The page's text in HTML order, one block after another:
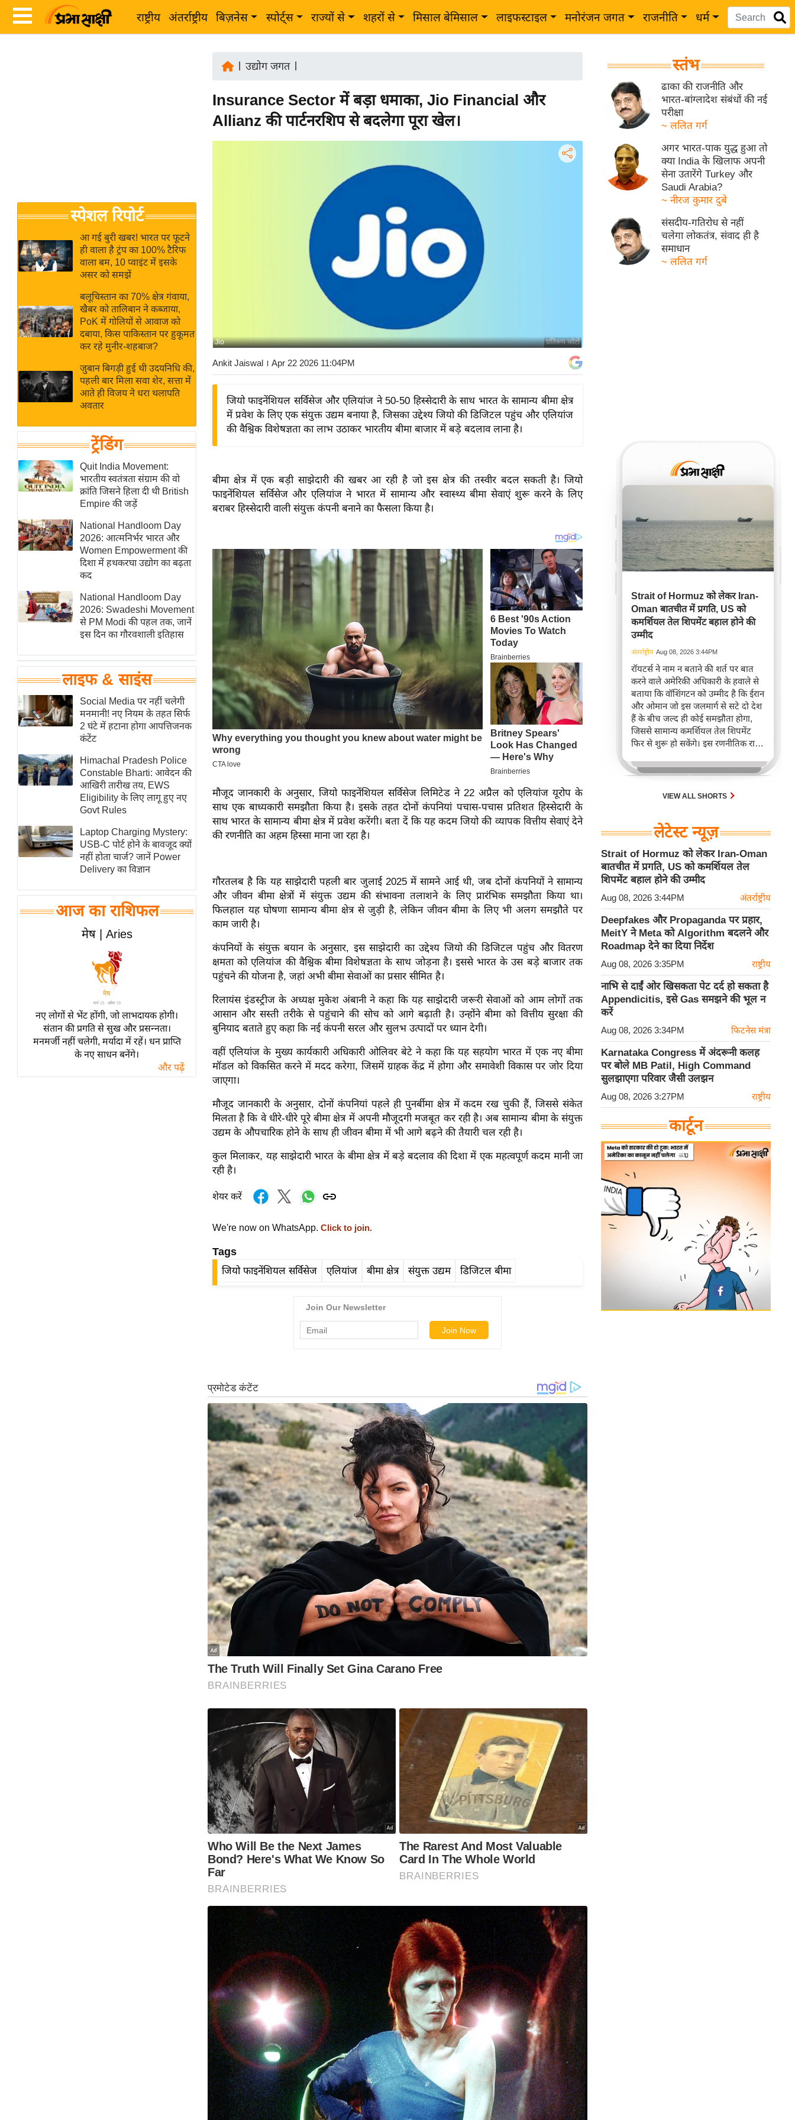
राष्ट्रीय अंतर्राष्ट्रीय बिज़नेस स्पोर्ट्स राज्यों से शहरों से मिसाल बेमिसाल लाइफस्टाइल मनोरंजन जगत राजनीति धर्म
Breaking
News in
Hindi
Hindi
Hindi
Videos
जगत
राय
बजट
क्रिकेट
IPL
2026
ई-पेपर
मिसाल बेमिसाल
शख्सियत
यंग इंडिया
साहित्य जगत
ऑटो वर्ल्ड
न्यूज ब्रीफ
मनोरंजन जगत
बॉलीवुड
हॉलीवुड
फिल्म समीक्षा
Breaking
News
लाइफस्टाइल
टेक्नॉलॉजी
घरेलू नुस्खे
पर्यटन स्थल
फिटनेस मंत्रा
रिलेशनशिप
राजनीति
विश्लेषण
समसामयिक
मातृभूमि
एम.
आर.
आई.
समीक्षा
धर्म
ज्योतिष
त्योहार
राशिफल
विशेष
स्पेशल रिपोर्ट
आ गई बुरी खबर! भारत पर फूटने
ही वाला है ट्रंप का 100% टैरिफ
वाला बम, 10 प्वाइंट में इसके
असर को समझें
बलूचिस्तान का 70% क्षेत्र गंवाया,
खैबर को तालिबान ने कब्जाया,
PoK में गोलियों से आवाज को
दबाया, किस पाकिस्तान पर हुकूमत
कर रहे मुनीर-शहबाज?
जुबान बिगड़ी हुई थी उदयनिधि की,
पहली बार मिला सवा शेर, सत्ता में
आते ही विजय ने धरा थलापति
अवतार
ट्रेंडिंग
Quit India Movement:
भारतीय स्वतंत्रता संग्राम की वो
क्रांति जिसने हिला दी थी British
Empire की जड़ें
National Handloom Day
2026: आत्मनिर्भर भारत और
Women Empowerment की
दिशा में हथकरघा उद्योग का बढ़ता
कद
National Handloom Day
2026: Swadeshi Movement
से PM Modi की पहल तक, जानें
इस दिन का गौरवशाली इतिहास
लाइफ & साइंस
Social Media पर नहीं चलेगी
मनमानी! नए नियम के तहत सिर्फ
2 घंटे में हटाना होगा आपत्तिजनक
कंटेंट
Himachal Pradesh Police
Constable Bharti: आवेदन की
आखिरी तारीख तय, EWS
Eligibility के लिए लागू हुए नए
Govt Rules
Laptop Charging Mystery:
USB-C पोर्ट होने के बावजूद क्यों
नहीं होता चार्ज? जानें Power
Delivery का विज्ञान
आज का राशिफल
मेष | Aries
नए लोगों से भेंट होंगी, जो लाभदायक होगी।
संतान की प्रगति से सुख और प्रसन्नता।
मनमर्जी नहीं चलेगी, मर्यादा में रहें। धन प्राप्ति
के नए साधन बनेंगे।
और पढ़ें
उद्योग जगत|
Insurance Sector में बड़ा धमाका, Jio Financial और
Allianz की पार्टनरशिप से बदलेगा पूरा खेल।
प्रतिरूप फोटो
Jio
Ankit Jaiswal । Apr 22 2026 11:04PM
जियो फाइनेंशियल सर्विसेज और एलियांज ने 50-50 हिस्सेदारी के साथ भारत के सामान्य बीमा क्षेत्र
में प्रवेश के लिए एक संयुक्त उद्यम बनाया है, जिसका उद्देश्य जियो की डिजिटल पहुंच और एलियांज
की वैश्विक विशेषज्ञता का लाभ उठाकर भारतीय बीमा बाजार में बड़े बदलाव लाना है।
बीमा क्षेत्र में एक बड़ी साझेदारी की खबर आ रही है जो इस क्षेत्र की तस्वीर बदल सकती है। जियो
फाइनेंशियल सर्विसेज और एलियांज ने भारत में सामान्य और स्वास्थ्य बीमा सेवाएं शुरू करने के लिए
बराबर हिस्सेदारी वाली संयुक्त कंपनी बनाने का फैसला किया है।
मौजूद जानकारी के अनुसार, जियो फाइनेंशियल सर्विसेज लिमिटेड ने 22 अप्रैल को एलियांज यूरोप के
साथ एक बाध्यकारी समझौता किया है। इसके तहत दोनों कंपनियां पचास-पचास प्रतिशत हिस्सेदारी के
साथ भारत के सामान्य बीमा क्षेत्र में प्रवेश करेंगी। बता दें कि यह कदम जियो की व्यापक वित्तीय सेवाएं देने
की रणनीति का अहम हिस्सा माना जा रहा है।
गौरतलब है कि यह साझेदारी पहली बार जुलाई 2025 में सामने आई थी, जब दोनों कंपनियों ने सामान्य
और जीवन बीमा क्षेत्रों में संयुक्त उद्यम की संभावना तलाशने के लिए प्रारंभिक समझौता किया था।
फिलहाल यह घोषणा सामान्य बीमा क्षेत्र से जुड़ी है, लेकिन जीवन बीमा के लिए भी अलग समझौते पर
काम जारी है।
कंपनियों के संयुक्त बयान के अनुसार, इस साझेदारी का उद्देश्य जियो की डिजिटल पहुंच और वितरण
क्षमता को एलियांज की वैश्विक बीमा विशेषज्ञता के साथ जोड़ना है। इससे भारत के उस बड़े बाजार तक
पहुंचने की योजना है, जहां अभी बीमा सेवाओं का प्रसार सीमित है।
रिलायंस इंडस्ट्रीज के अध्यक्ष मुकेश अंबानी ने कहा कि यह साझेदारी जरूरी सेवाओं को आम लोगों तक
आसान और सस्ती तरीके से पहुंचाने की सोच को आगे बढ़ाती है। उन्होंने बीमा को वित्तीय सुरक्षा की
बुनियाद बताते हुए कहा कि नई कंपनी सरल और सुलभ उत्पादों पर ध्यान देगी।
वहीं एलियांज के मुख्य कार्यकारी अधिकारी ओलिवर बेटे ने कहा कि यह सहयोग भारत में एक नए बीमा
मॉडल को विकसित करने में मदद करेगा, जिसमें ग्राहक केंद्र में होगा और समावेशी विकास पर जोर दिया
जाएगा।
मौजूद जानकारी के अनुसार, दोनों कंपनियां पहले ही पुनर्बीमा क्षेत्र में कदम रख चुकी हैं, जिससे संकेत
मिलता है कि वे धीरे-धीरे पूरे बीमा क्षेत्र में अपनी मौजूदगी मजबूत कर रही है। अब सामान्य बीमा के संयुक्त
उद्यम के औपचारिक होने के साथ ही जीवन बीमा में भी आगे बढ़ने की तैयारी चल रही है।
कुल मिलाकर, यह साझेदारी भारत के बीमा क्षेत्र में बड़े बदलाव की दिशा में एक महत्वपूर्ण कदम मानी जा
रही है।
शेयर करें
We're now on WhatsApp. Click to join.
Tags
जियो फाइनेंशियल सर्विसेज एलियांज बीमा क्षेत्र संयुक्त उद्यम डिजिटल बीमा
स्तंभ
ढाका की राजनीति और
भारत-बांग्लादेश संबंधों की नई
परीक्षा
~ ललित गर्ग
अगर भारत-पाक युद्ध हुआ तो
क्या India के खिलाफ अपनी
सेना उतारेंगे Turkey और
Saudi Arabia?
~ नीरज कुमार दुबे
संसदीय-गतिरोध से नहीं
चलेगा लोकतंत्र, संवाद ही है
समाधान
~ ललित गर्ग
Strait of Hormuz को लेकर Iran-
Oman बातचीत में प्रगति, US को
कमर्शियल तेल शिपमेंट बहाल होने की
उम्मीद
अंतर्राष्ट्रीय Aug 08, 2026 3:44PM
रॉयटर्स ने नाम न बताने की शर्त पर बात
करने वाले अमेरिकी अधिकारी के हवाले से
बताया कि वॉशिंगटन को उम्मीद है कि ईरान
और ओमान जो इस जलमार्ग से सटे दो देश
हैं के बीच जल्द ही कोई समझौता होगा,
जिससे सामान्य कमर्शियल तेल शिपमेंट
फिर से शुरू हो सकेंगे। इस रणनीतिक रास्ते
के लिए एक बड़े समझौते की दिशा में एक
VIEW ALL SHORTS
लेटेस्ट न्यूज़
Strait of Hormuz को लेकर Iran-Oman
बातचीत में प्रगति, US को कमर्शियल तेल
शिपमेंट बहाल होने की उम्मीद
Aug 08, 2026 3:44PM अंतर्राष्ट्रीय
Deepfakes और Propaganda पर प्रहार,
MeitY ने Meta को Algorithm बदलने और
Roadmap देने का दिया निर्देश
Aug 08, 2026 3:35PM राष्ट्रीय
नाभि से दाईं ओर खिसकता पेट दर्द हो सकता है
Appendicitis, इसे Gas समझने की भूल न
करें
Aug 08, 2026 3:34PM फिटनेस मंत्रा
Karnataka Congress में अंदरूनी कलह
पर बोले MB Patil, High Command
सुलझाएगा परिवार जैसी उलझन
Aug 08, 2026 3:27PM राष्ट्रीय
कार्टून